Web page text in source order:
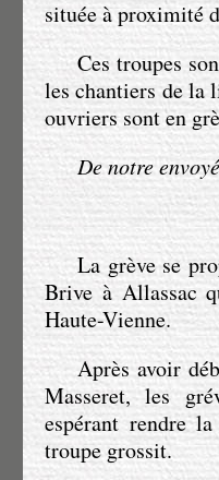
située à proximité
Ces troupes
les chantiers de la
ouvriers sont en
De notre
La grève se
Brive à Allassac
Haute-Vienne.
Après avoir
Masseret, les
espérant rendre
troupe grossit.